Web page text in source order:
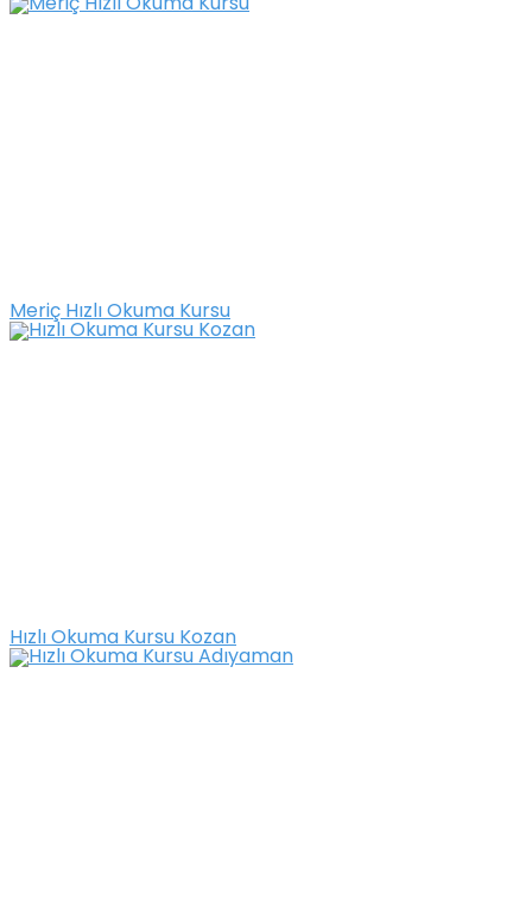
Meriç Hızlı Okuma Kursu
Hızlı Okuma Kursu Kozan